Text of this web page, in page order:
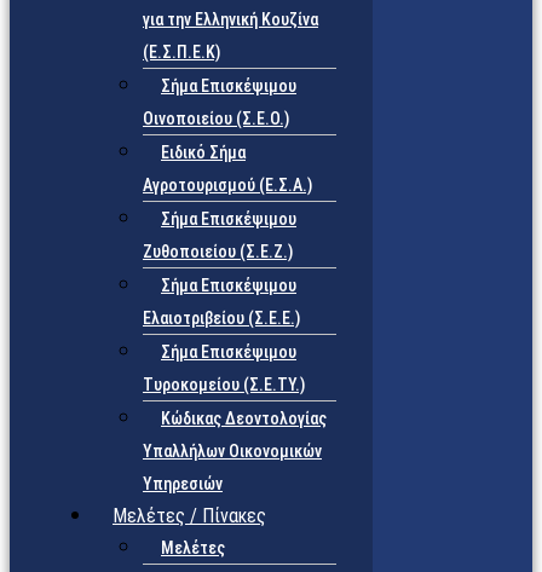
για την Ελληνική Κουζίνα
(Ε.Σ.Π.Ε.Κ)
Σήμα Επισκέψιμου
Οινοποιείου (Σ.Ε.Ο.)
Ειδικό Σήμα
Αγροτουρισμού (Ε.Σ.Α.)
Σήμα Επισκέψιμου
Ζυθοποιείου (Σ.Ε.Ζ.)
Σήμα Επισκέψιμου
Ελαιοτριβείου (Σ.Ε.Ε.)
Σήμα Επισκέψιμου
Τυροκομείου (Σ.Ε.TY.)
Κώδικας Δεοντολογίας
Υπαλλήλων Οικονομικών
Υπηρεσιών
Μελέτες / Πίνακες
Μελέτες